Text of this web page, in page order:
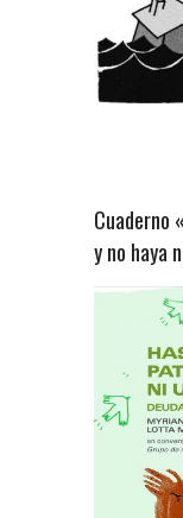
Cuaderno
y no haya